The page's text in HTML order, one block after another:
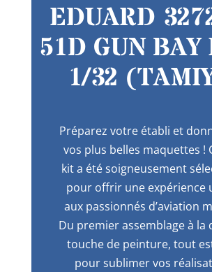
EDUARD
51D GUN BAY
1/32
Préparez votre établi et
vos plus belles maquettes !
kit a été soigneusement
pour offrir une expérience
aux passionnés d’aviation
Du premier assemblage à la
touche de peinture, tout
pour sublimer vos